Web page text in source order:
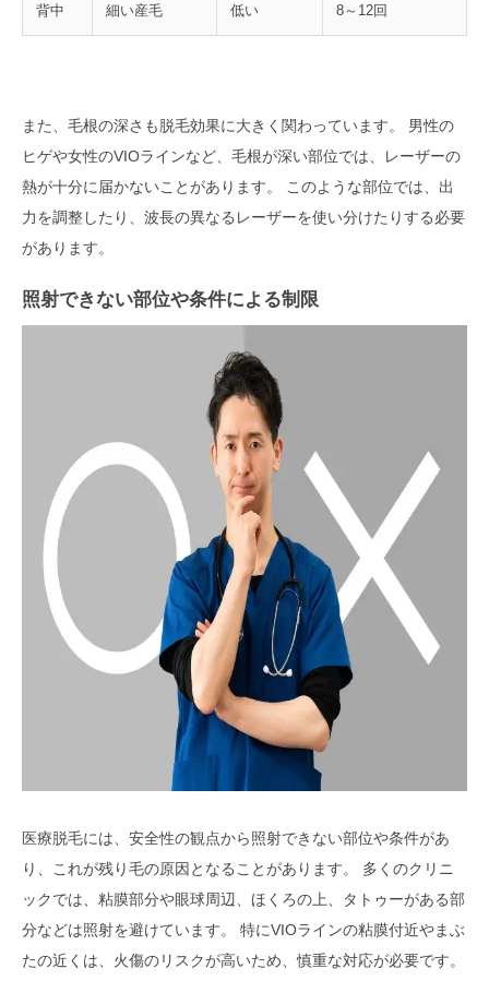
背中 細い産毛 低い 8～12回
また、毛根の深さも脱毛効果に大きく関わっています。 男性の
ヒゲや女性のVIOラインなど、毛根が深い部位では、レーザーの
熱が十分に届かないことがあります。 このような部位では、出
力を調整したり、波長の異なるレーザーを使い分けたりする必要
があります。
照射できない部位や条件による制限
医療脱毛には、安全性の観点から照射できない部位や条件があ
り、これが残り毛の原因となることがあります。 多くのクリニ
ックでは、粘膜部分や眼球周辺、ほくろの上、タトゥーがある部
分などは照射を避けています。 特にVIOラインの粘膜付近やまぶ
たの近くは、火傷のリスクが高いため、慎重な対応が必要です。